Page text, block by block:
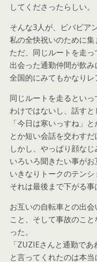
してくださったらしい。
そんな3人が、ビバビア
私の全快祝いのために集
ただ、同じルートを走
出会った通勤仲間が飲
全国的にみてもかなり
同じルートを走るとい
わけではないし、話す
「今日は寒いっすね」と
とか短い会話を交わすだ
しかし、やっぱり顔な
いろいろ聞きたい事が
いきなりトークのテン
それは最後まで下がる事
お互いの自転車との出
こと、そして事故のこ
った。
「ZUZIEさんと通勤で
と言ってくれたのは本当